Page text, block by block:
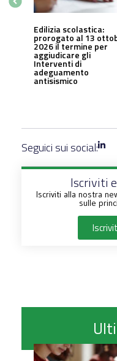
Edilizia scolastica:
prorogato al 13
2026 il termine per
aggiudicare gli
Interventi di
adeguamento
antisismico
Seguici sui social:
Iscriviti
Iscriviti alla nostra
sulle